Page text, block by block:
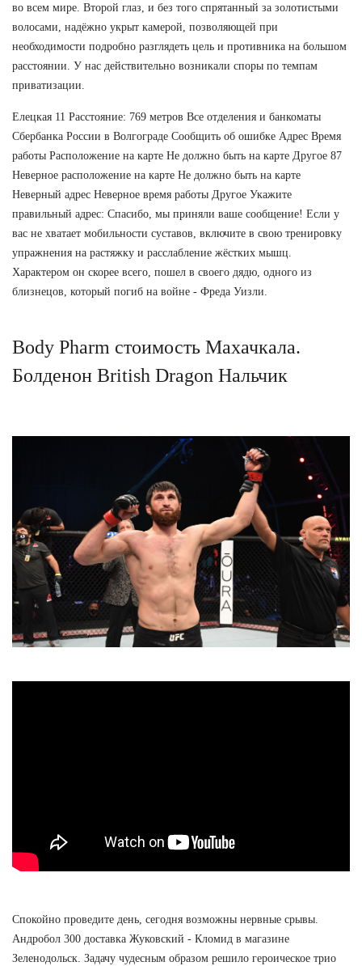
во всем мире. Второй глаз, и без того спрятанный за золотистыми
волосами, надёжно укрыт камерой, позволяющей при
необходимости подробно разглядеть цель и противника на большом
расстоянии. У нас действительно возникали споры по темпам
приватизации.
Елецкая 11 Расстояние: 769 метров Все отделения и банкоматы
Сбербанка России в Волгограде Сообщить об ошибке Адрес Время
работы Расположение на карте Не должно быть на карте Другое 87
Неверное расположение на карте Не должно быть на карте
Неверный адрес Неверное время работы Другое Укажите
правильный адрес: Спасибо, мы приняли ваше сообщение! Если у
вас не хватает мобильности суставов, включите в свою тренировку
упражнения на растяжку и расслабление жёстких мышц.
Характером он скорее всего, пошел в своего дядю, одного из
близнецов, который погиб на войне - Фреда Уизли.
Body Pharm стоимость Махачкала.
Болденон British Dragon Нальчик
Спокойно проведите день, сегодня возможны нервные срывы.
Андробол 300 доставка Жуковский - Кломид в магазине
Зеленодольск. Задачу чудесным образом решило героическое трио